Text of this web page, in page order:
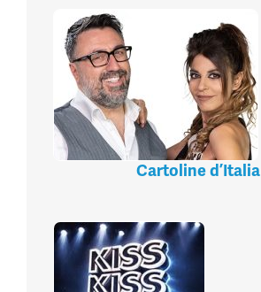
Cartoline d’Italia